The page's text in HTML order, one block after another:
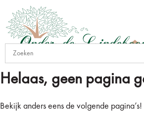
Helaas, geen pagina
Bekijk anders eens de volgende pagina’s!